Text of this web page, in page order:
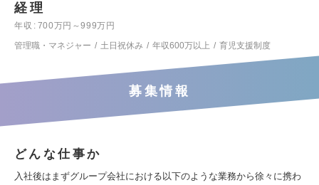
経理
年収
700万円～999万円
管理職・マネジャー
土日祝休み 年収600万以上 育児支援制度
募集情報
どんな仕事か
入社後はまずグループ会社における以下のような業務から徐々に携わ